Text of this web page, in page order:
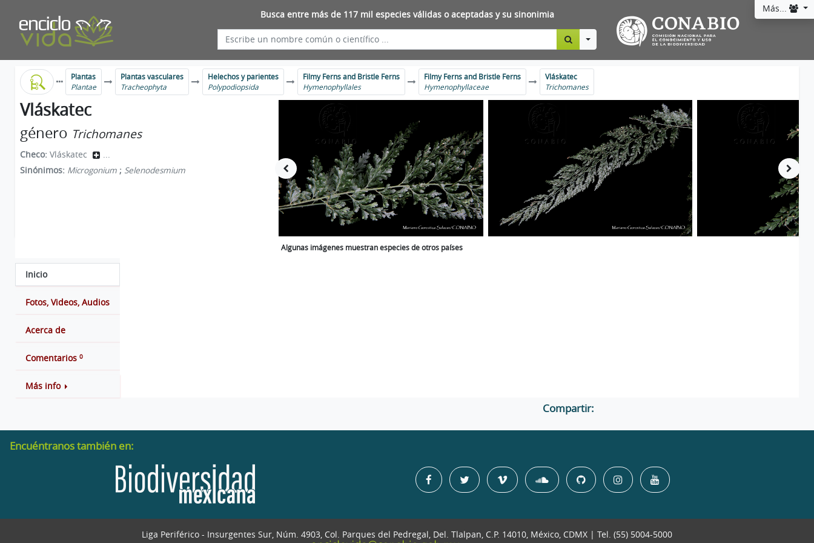
Más...
Busca entre más de 117 mil especies válidas o aceptadas y su sinonimia
Toggle Dropdown
Plantas
Plantae
Plantas vasculares
Tracheophyta
Helechos y parientes
Polypodiopsida
Filmy Ferns and Bristle Ferns
Hymenophyllales
Filmy Ferns and Bristle Ferns
Hymenophyllaceae
Vláskatec
Trichomanes
Vláskatec
género Trichomanes
Checo: Vláskatec
...
Sinónimos: Microgonium ; Selenodesmium
Algunas imágenes muestran especies de otros países
Inicio
Fotos, Videos, Audios
Acerca de
Comentarios 0
Más info
Compartir:
Encuéntranos también en:
Liga Periférico - Insurgentes Sur, Núm. 4903, Col. Parques del Pedregal, Del. Tlalpan, C.P. 14010, México, CDMX | Tel. (55) 5004-5000